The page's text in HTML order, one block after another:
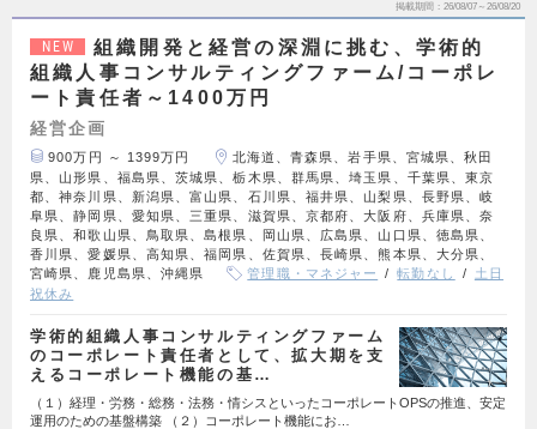
掲載期間 26/08/07～26/08/20
NEW
組織開発と経営の深淵に挑む、学術的
組織人事コンサルティングファーム/コーポレ
ート責任者～1400万円
経営企画
900万円 ～ 1399万円
北海道、青森県、岩手県、宮城県、秋田
県、山形県、福島県、茨城県、栃木県、群馬県、埼玉県、千葉県、東京
都、神奈川県、新潟県、富山県、石川県、福井県、山梨県、長野県、岐
阜県、静岡県、愛知県、三重県、滋賀県、京都府、大阪府、兵庫県、奈
良県、和歌山県、鳥取県、島根県、岡山県、広島県、山口県、徳島県、
香川県、愛媛県、高知県、福岡県、佐賀県、長崎県、熊本県、大分県、
宮崎県、鹿児島県、沖縄県
管理職・マネジャー 転勤なし
土日
祝休み
学術的組織人事コンサルティングファーム
のコーポレート責任者として、拡大期を支
えるコーポレート機能の基…
（１）経理・労務・総務・法務・情シスといったコーポレートOPSの推進、安定
運用のための基盤構築 （２）コーポレート機能にお…